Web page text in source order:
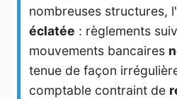
nombreuses structures,
éclatée : règlements
mouvements bancaires
tenue de façon
comptable contraint de